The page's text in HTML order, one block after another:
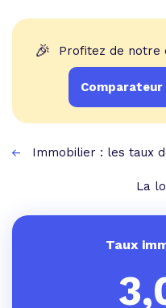
🎉 Profitez de notre
Immobilier : les taux
La
Taux